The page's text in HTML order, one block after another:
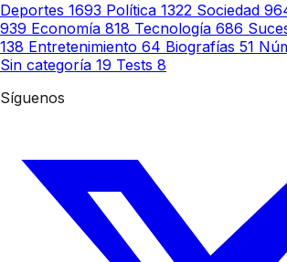
Deportes 1693 Política 1322 Sociedad
939 Economía 818 Tecnología 686
138 Entretenimiento 64 Biografías 51
Sin categoría 19 Tests 8
Síguenos